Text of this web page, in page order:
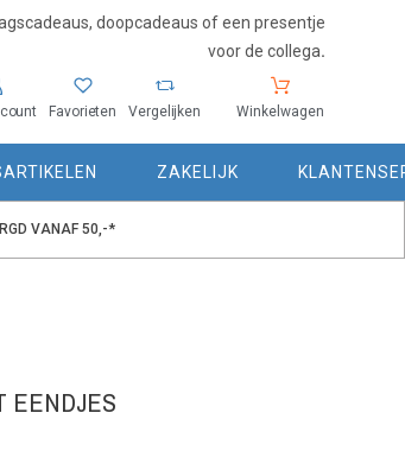
doopcadeaus of een presentje
voor de collega.
Favorieten Vergelijken Winkelwagen
ZAKELIJK
VANAF 50,-*
EENDJES